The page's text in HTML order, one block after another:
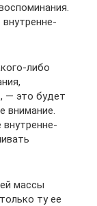
либо
— это будет
внимание.
внутренне-
массы
ту ее